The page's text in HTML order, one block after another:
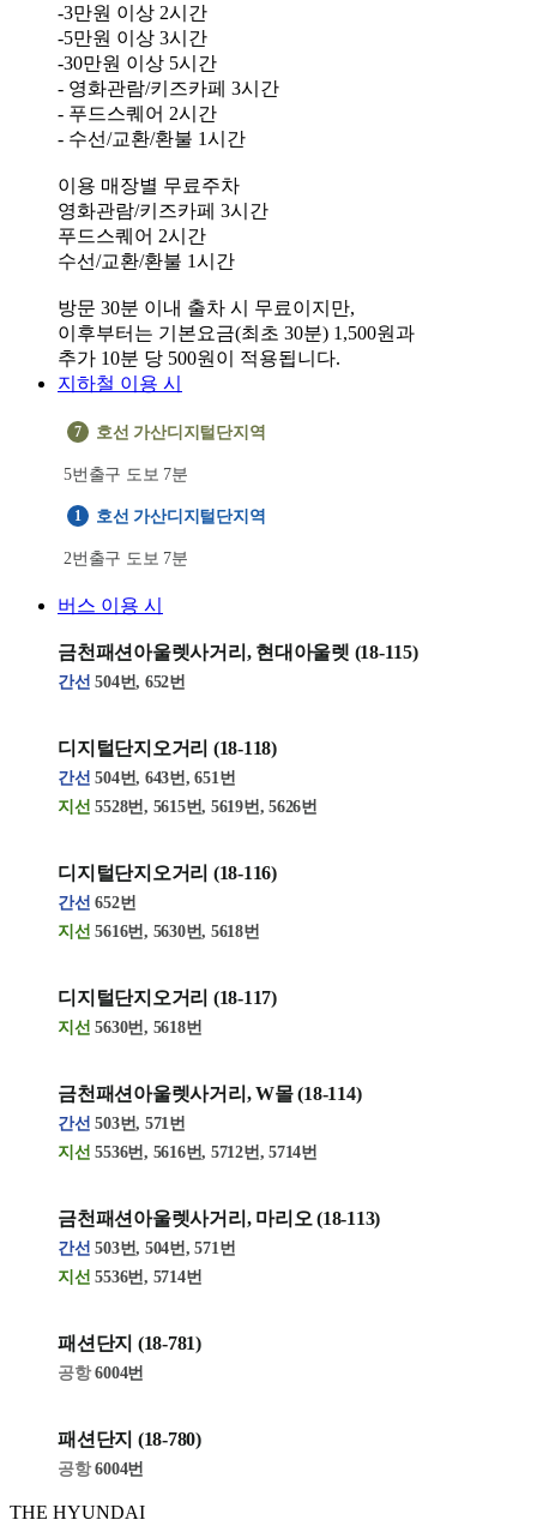
-3만원 이상 2시간
-5만원 이상 3시간
-30만원 이상 5시간
- 영화관람/키즈카페 3시간
- 푸드스퀘어 2시간
- 수선/교환/환불 1시간
이용 매장별 무료주차
영화관람/키즈카페 3시간
푸드스퀘어 2시간
방문 30분 이내 출차 시 무료이지만,
이후부터는 기본요금(최초 30분) 1,500원과
지하철 이용 시
7 호선 가산디지털단지역
5번출구 도보 7분
1 호선 가산디지털단지역
2번출구 도보 7분
버스 이용 시
금천패션아울렛사거리, 현대아울렛 (18-115)
간선504번, 652번
디지털단지오거리 (18-118)
간선504번, 643번 , 651번
지선 5528번, 5615번, 5619번, 5626번
디지털단지오거리 (18-116)
간선652번
지선5616번, 5630번, 5618번
디지털단지오거리 (18-117)
지선 5630번, 5618번
금천패션아울렛사거리, W몰(18-114)
간선503번, 571번
지선 5536번, 5616번, 5712번, 5714번
금천패션아울렛사거리, 마리오 (18-113)
간선503번, 504번, 571번
지선 5536번, 5714번
패션단지 (18-781)
공항6004번
패션단지 (18-780)
공항6004번
THE HYUNDAI